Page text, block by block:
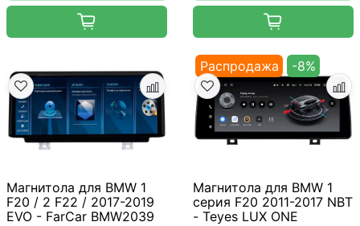
Магнитола для BMW 1
F20 / 2 F22 / 2017-2019
EVO - FarCar BMW2039
Распродажа -8%
Магнитола для BMW 1
серия F20 2011-2017 NBT
- Teyes LUX ONE